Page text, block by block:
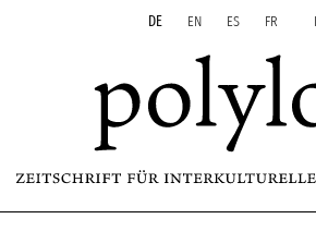
Zum Inhalt springen
Aktuelle Seite: polylog 3
DE EN ES FR